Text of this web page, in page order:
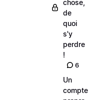
chose,
de
quoi
s'y
perdre
!
6
Un
compte